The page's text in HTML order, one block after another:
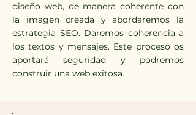
diseño web, de manera coherente con
la imagen creada y abordaremos la
estrategia SEO. Daremos coherencia a
los textos y mensajes. Este proceso os
aportará seguridad y podremos
construir una web exitosa.